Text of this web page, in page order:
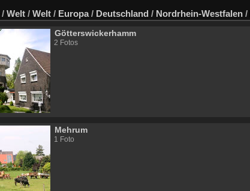
/ Welt / Welt / Europa/ Deutschland / Nordrhein-Westfalen /
Götterswickerhamm
2 Fotos
Mehrum
1 Foto